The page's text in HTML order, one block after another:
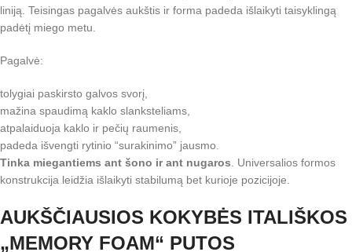
liniją. Teisingas pagalvės aukštis ir forma padeda išlaikyti taisyklingą
padėtį miego metu.
Pagalvė:
tolygiai paskirsto galvos svorį,
mažina spaudimą kaklo slanksteliams,
atpalaiduoja kaklo ir pečių raumenis,
padeda išvengti rytinio “surakinimo” jausmo.
Tinka miegantiems ant šono ir ant nugaros . Universalios formos
konstrukcija leidžia išlaikyti stabilumą bet kurioje pozicijoje.
AUKŠČIAUSIOS KOKYBĖS ITALIŠKOS
„MEMORY FOAM“ PUTOS